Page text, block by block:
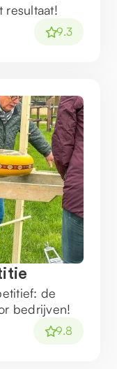
resultaat!
9.3
de
bedrijven!
9.8